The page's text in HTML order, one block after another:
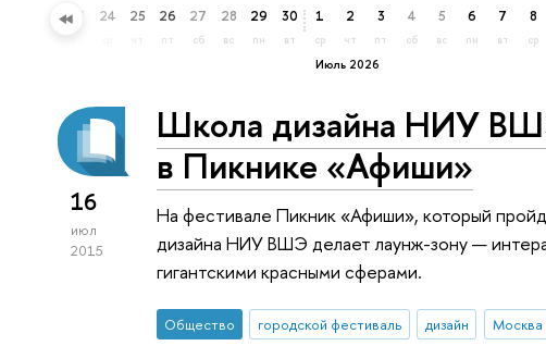
23 24 25 26
пт
27
сб
28
вс
29
пн
30
вт
Июль 2026
1
ср
2
чт
3
пт
4
сб
5
вс
6
пн
7
вт
8
ср
16
июл
2015
Школа дизайна НИУ
в Пикнике «Афиши»
На фестивале Пикник «Афиши», который
дизайна НИУ ВШЭ делает лаунж-зону —
гигантскими красными сферами.
Общество городской фестиваль дизайн Москва